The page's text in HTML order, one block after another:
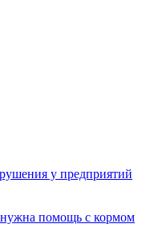
у предприятий
помощь с кормом